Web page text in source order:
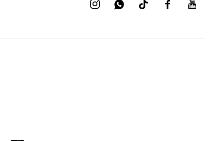
 
 